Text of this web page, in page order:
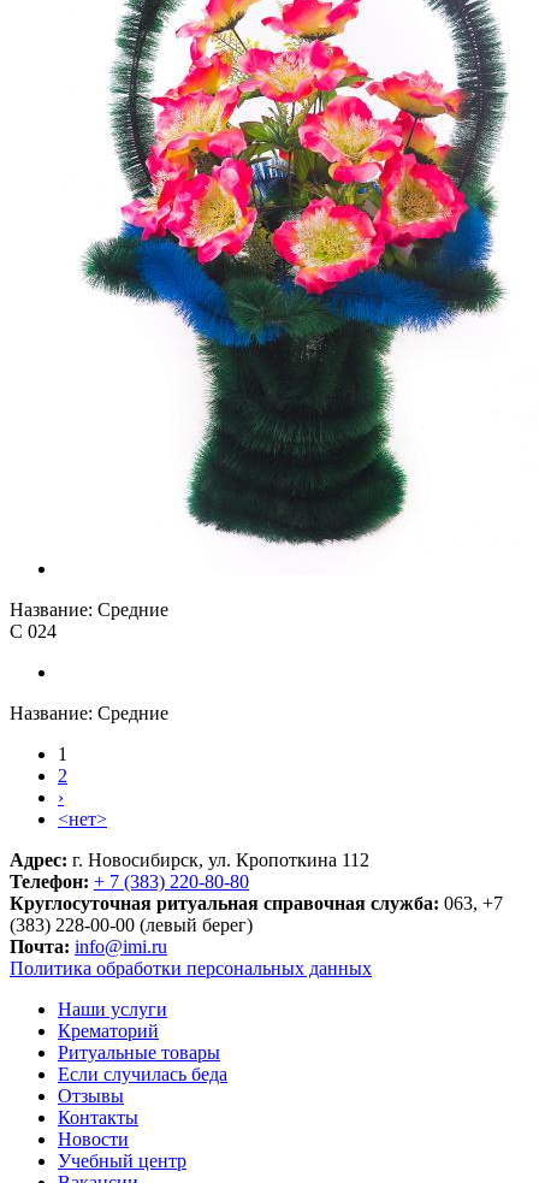
Название: Средние
С 024
Название: Средние
Страницы
1
2
›
<нет>
Адрес: г. Новосибирск, ул. Кропоткина 112
Телефон: + 7 (383) 220-80-80
Круглосуточная ритуальная справочная служба: 063, +7
(383) 228-00-00 (левый берег)
Почта: info@imi.ru
Политика обработки персональных данных
Наши услуги
Крематорий
Ритуальные товары
Если случилась беда
Отзывы
Контакты
Новости
Учебный центр